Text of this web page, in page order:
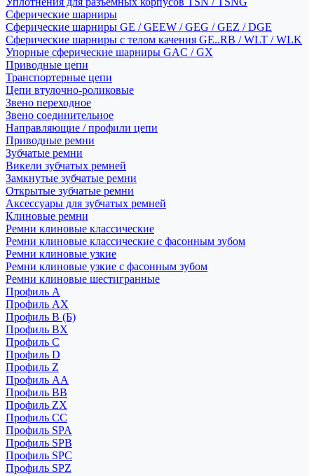
Сферические шарниры
Сферические шарниры GE / GEEW / GEG / GEZ / DGE
Сферические шарниры с телом качения GE..RB / WLT / WLK
Упорные сферические шарниры GAC / GX
Приводные цепи
Транспортерные цепи
Цепи втулочно-роликовые
Звено переходное
Звено соединительное
Направляющие / профили цепи
Приводные ремни
Зубчатые ремни
Викели зубчатых ремней
Замкнутые зубчатые ремни
Открытые зубчатые ремни
Аксессуары для зубчатых ремней
Клиновые ремни
Ремни клиновые классические
Ремни клиновые классические с фасонным зубом
Ремни клиновые узкие
Ремни клиновые узкие с фасонным зубом
Ремни клиновые шестигранные
Профиль A
Профиль AX
Профиль B (Б)
Профиль BX
Профиль C
Профиль D
Профиль Z
Профиль АА
Профиль BB
Профиль ZX
Профиль CC
Профиль SPA
Профиль SPB
Профиль SPC
Профиль SPZ